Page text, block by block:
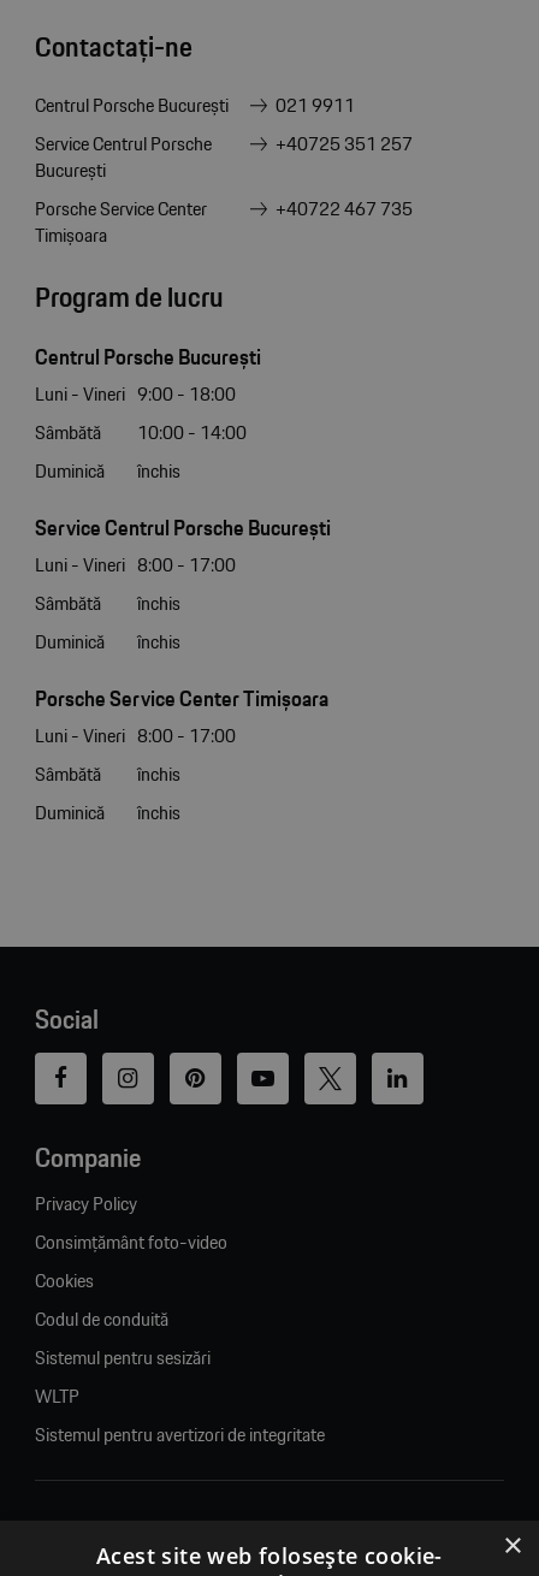
Contactați-ne
Centrul Porsche București
021 9911
Service Centrul Porsche
București
+40725 351 257
Porsche Service Center
Timișoara
+40722 467 735
Program de lucru
Centrul Porsche București
Luni - Vineri 9:00 - 18:00
Sâmbătă
10:00 - 14:00
Duminică
închis
Service Centrul Porsche București
Luni - Vineri 8:00 - 17:00
Sâmbătă
închis
Duminică
închis
Porsche Service Center Timișoara
Luni - Vineri 8:00 - 17:00
Sâmbătă
închis
Duminică
închis
Social
Companie
Privacy Policy
Consimțământ foto-video
Cookies
Codul de conduită
Sistemul pentru sesizări
WLTP
Sistemul pentru avertizori de integritate
© 2026. Porsche Inter Auto Romania. Toate drepturile rezervate. ×
Acest site web folosește cookie-